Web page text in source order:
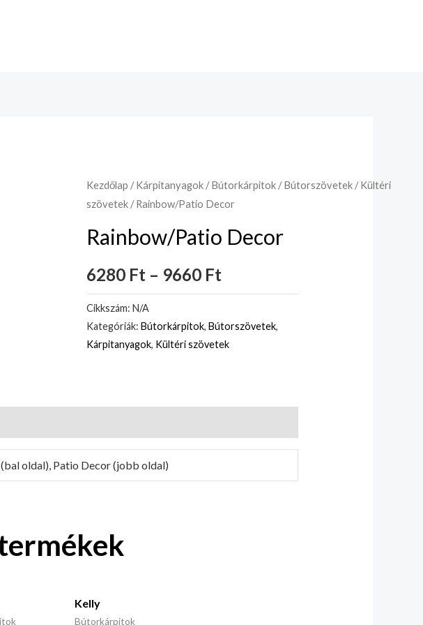
Kezdőlap /Kárpitanyagok/Bútorkárpitok/Bútorszövetek/Kültéri
szövetek/ Rainbow/Patio Decor
Rainbow/Patio Decor
6280 Ft– 9660 Ft
Cikkszám: N/A
Kategóriák: Bútorkárpitok, Bútorszövetek,
Kárpitanyagok, Kültéri szövetek
oldal), Patio Decor (jobb oldal)
Kelly
Bútorkárpitok